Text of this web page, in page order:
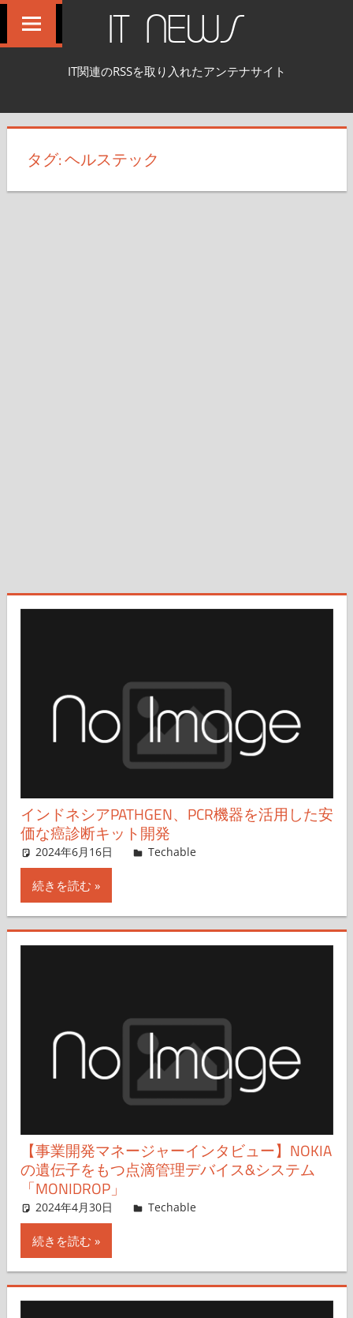
へ
ッ
IT NEWS
IT関連のRSSを取り入れたアンテナサイト
タグ:ヘルステック
インドネシアPATHGEN、PCR機器を活用した安
価な癌診断キット開発
2024年6月16日 澤田真一
Techable
続きを読む
【事業開発マネージャーインタビュー】NOKIA
の遺伝子をもつ点滴管理デバイス&システム
「MONIDROP」
2024年4月30日 芥田かほる
Techable
続きを読む